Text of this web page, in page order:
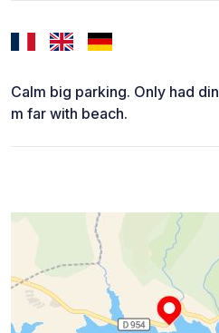
Calm big parking. Only had
m far with beach.